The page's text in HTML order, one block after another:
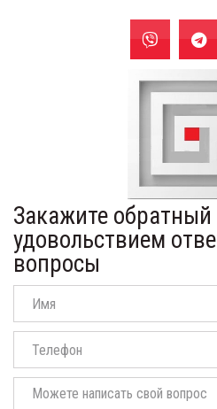
Закажите
удовольствием
вопросы